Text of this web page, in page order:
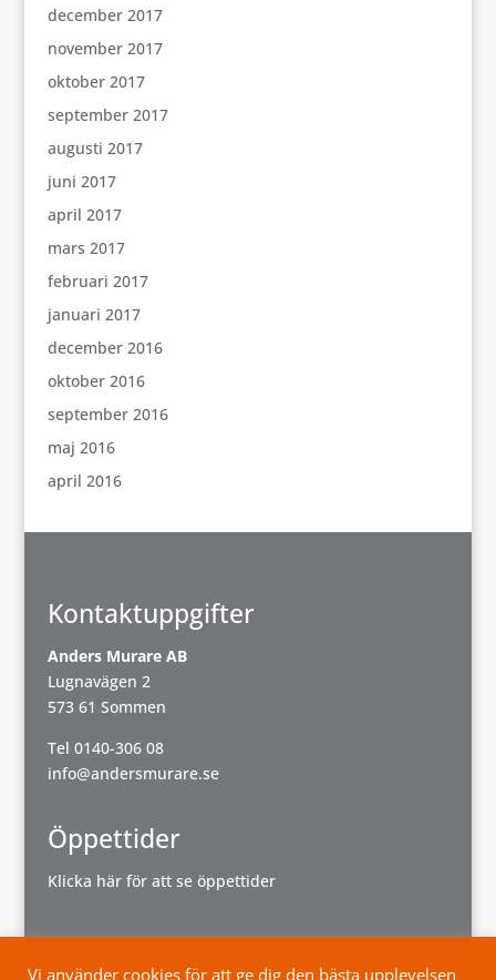
december 2017
november 2017
oktober 2017
september 2017
augusti 2017
juni 2017
april 2017
mars 2017
februari 2017
januari 2017
december 2016
oktober 2016
september 2016
maj 2016
april 2016
Kontaktuppgifter
Anders Murare AB
Lugnavägen 2
573 61 Sommen
Tel 0140-306 08
info@andersmurare.se
Öppettider
Klicka här för att se öppettider
Vi använder cookies för att ge dig den bästa upplevelsen